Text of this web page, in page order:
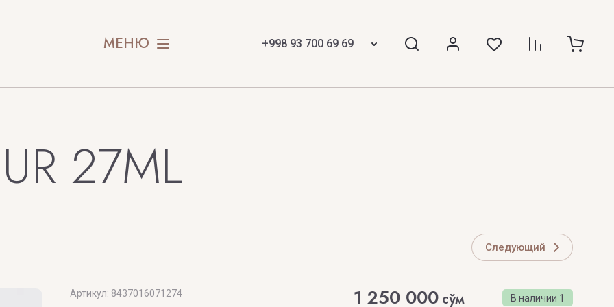
МЕНЮ +998 93 700 69 69
27ML
Следующий
Артикул: 8437016071274 В наличии 1
1 250 000 сўм
The Merchant Of Venice
Tiziana Terenzi
TOP PERFUMER